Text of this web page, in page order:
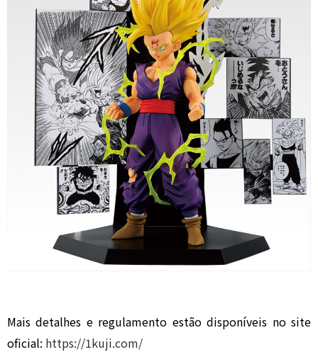
Mais detalhes e regulamento estão disponíveis no site
oficial: https://1kuji.com/